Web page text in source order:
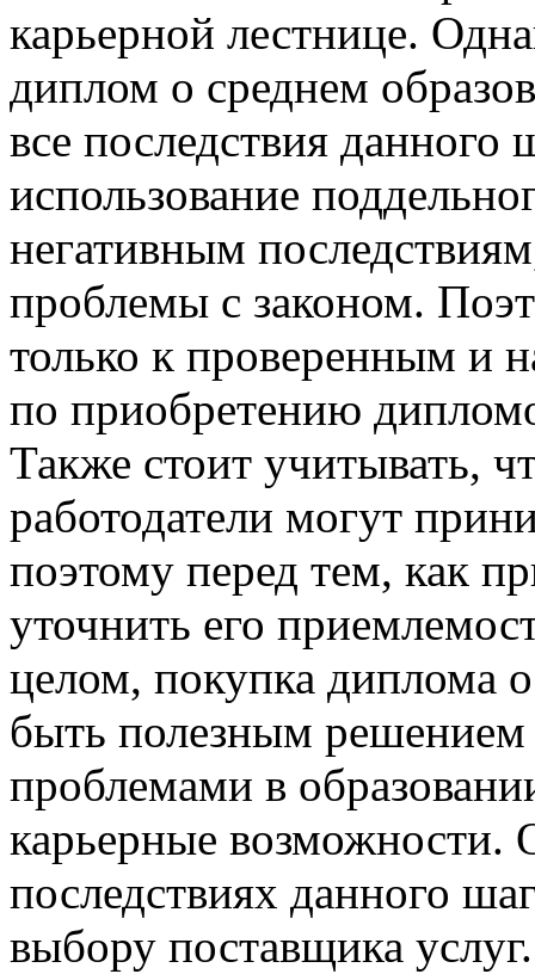
карьерной лестнице.
диплом о среднем
все последствия
использование
негативным
проблемы с законом.
только к проверенным и
по приобретению
Также стоит учитывать,
работодатели могут
поэтому перед тем, как
уточнить его
целом, покупка диплома
быть полезным решением
проблемами в
карьерные возможности.
последствиях данного
выбору поставщика